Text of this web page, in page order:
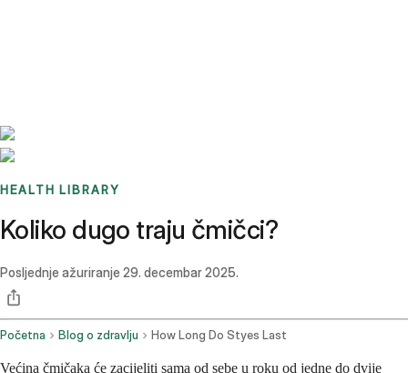
HEALTH LIBRARY
Koliko dugo traju čmičci?
Posljednje ažuriranje 29. decembar 2025.
Početna Blog o zdravlju How Long Do Styes Last
Većina čmičaka će zacijeliti sama od sebe u roku od jedne do dvije